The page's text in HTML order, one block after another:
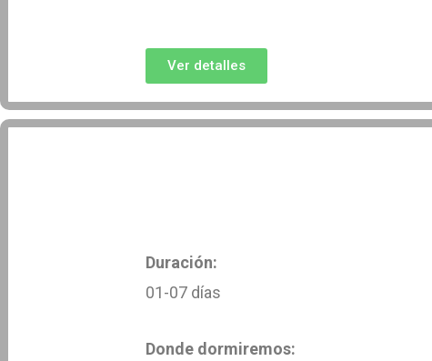
Ver detalles
Duración:
01-07 días
Donde dormiremos: